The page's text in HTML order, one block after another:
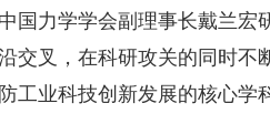
国力学学会副理事长戴兰宏
交叉，在科研攻关的同时不
工业科技创新发展的核心学